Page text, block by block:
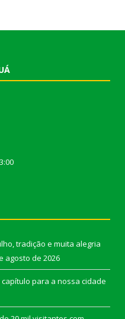
tradição e muita alegria
agosto de 2026
para a nossa cidade